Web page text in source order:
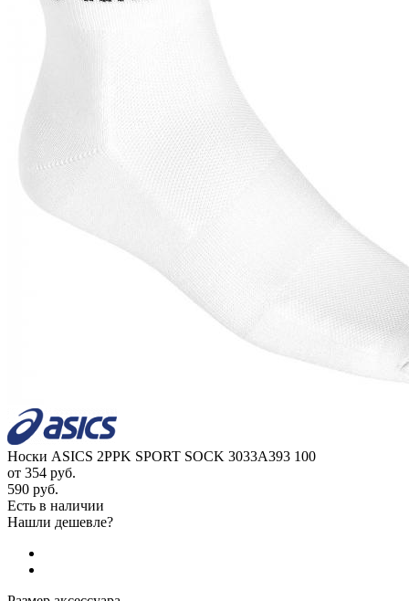
Носки ASICS 2PPK SPORT SOCK 3033A393 100
от 354 руб.
590 руб.
Есть в наличии
Нашли дешевле?